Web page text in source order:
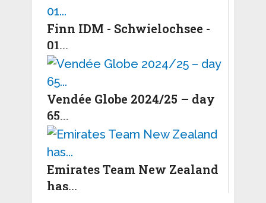
Finn IDM - Schwielochsee -
01...
Vendée Globe 2024/25 – day
65...
Emirates Team New Zealand
has...